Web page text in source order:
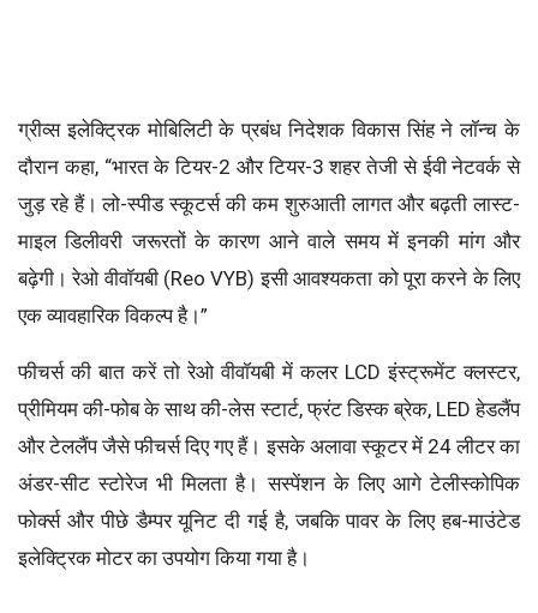
ग्रीव्स इलेक्ट्रिक मोबिलिटी के प्रबंध निदेशक विकास सिंह ने लॉन्च के
दौरान कहा, “भारत के टियर-2 और टियर-3 शहर तेजी से ईवी नेटवर्क से
जुड़ रहे हैं। लो-स्पीड स्कूटर्स की कम शुरुआती लागत और बढ़ती लास्ट-
माइल डिलीवरी जरूरतों के कारण आने वाले समय में इनकी मांग और
बढ़ेगी। रेओ वीवॉयबी (Reo VYB) इसी आवश्यकता को पूरा करने के लिए
एक व्यावहारिक विकल्प है।”
फीचर्स की बात करें तो रेओ वीवॉयबी में कलर LCD इंस्ट्रूमेंट क्लस्टर,
प्रीमियम की-फोब के साथ की-लेस स्टार्ट, फ्रंट डिस्क ब्रेक, LED हेडलैंप
और टेललैंप जैसे फीचर्स दिए गए हैं। इसके अलावा स्कूटर में 24 लीटर का
अंडर-सीट स्टोरेज भी मिलता है। सस्पेंशन के लिए आगे टेलीस्कोपिक
फोर्क्स और पीछे डैम्पर यूनिट दी गई है, जबकि पावर के लिए हब-माउंटेड
इलेक्ट्रिक मोटर का उपयोग किया गया है।